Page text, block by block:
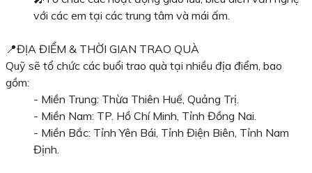
với các em tại các trung tâm và mái ấm.
📍ĐỊA ĐIỂM & THỜI GIAN TRAO QUÀ
Quỹ sẽ tổ chức các buổi trao quà tại nhiều địa điểm, bao
gồm:
- Miền Trung: Thừa Thiên Huế, Quảng Trị.
- Miền Nam: TP. Hồ Chí Minh, Tỉnh Đồng Nai.
- Miền Bắc: Tỉnh Yên Bái, Tỉnh Điện Biên, Tỉnh Nam
Định.